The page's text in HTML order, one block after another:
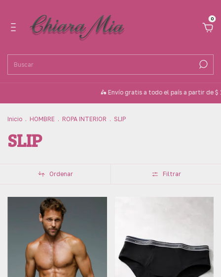
0
🛵 Envío gratis a todo el país a partir de $
Inicio . HOMBRE . ROPA INTERIOR . SLIP
SLIP
Ordenar Filtrar